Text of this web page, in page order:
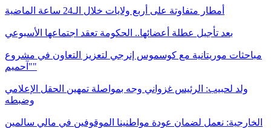
أمطار متفاوتة على أربع ولايات خلال الـ24 ساعة الماضية
بعد تأجيل عطلة أعضائها.. الحكومة تعقد اجتماعها الأسبوعي
مباحثات موريتانية مع كوسموس إنرجي لتعزيز التعاون في مشروع
"آحميم"
ولد لحبيب: الرئيس غزواني وجه بمواصلة تمهين الحقل الإعلامي
وضبطه
الخارجية: نعمل لضمان عودة مواطنينا الموقوفين في مالي سالمين